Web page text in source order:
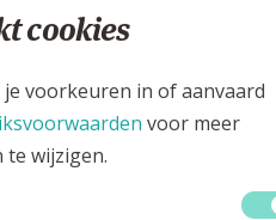
TONEN
Waas Meerdonk
plaats. Bekijk de details
cookies
voorkeuren in of aanvaard
voor meer
wijzigen.